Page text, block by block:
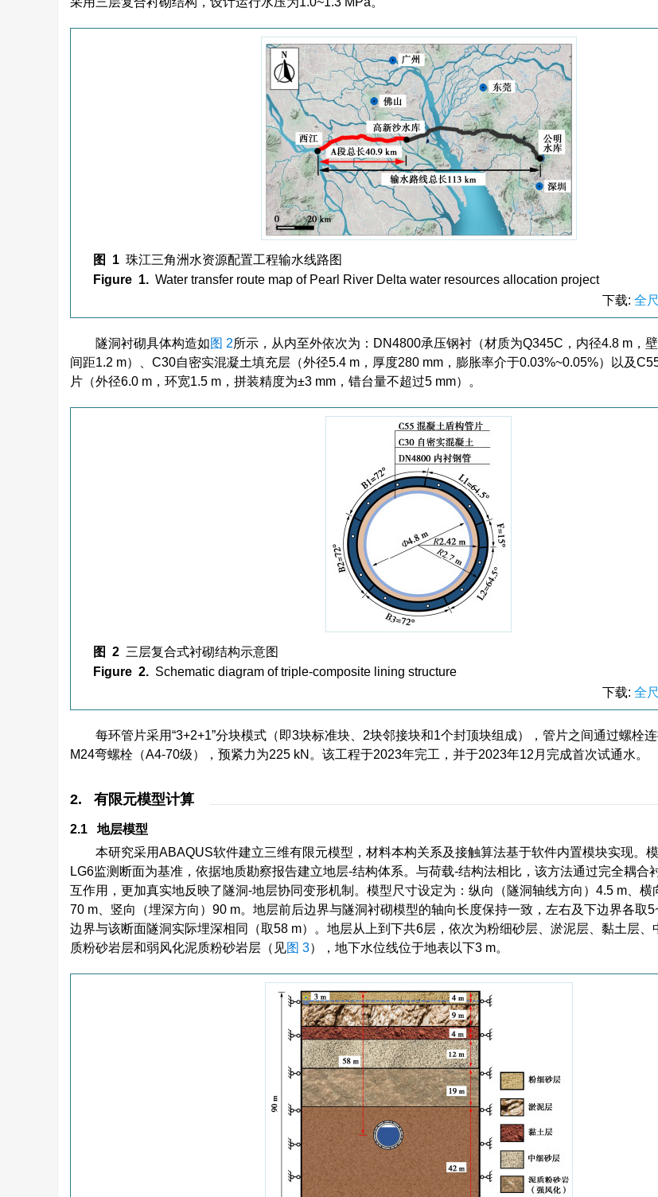
图 1 珠江三角洲水资源配置工程输水线路图
Figure 1. Water transfer route map of Pearl River Delta water resources allocation project
下载: 全
隧洞衬砌具体构造如图 2所示，从内至外依次为：DN4800承压钢衬（材质为Q345C，内径4.8 m，
间距1.2 m）、C30自密实混凝土填充层（外径5.4 m，厚度280 mm，膨胀率介于0.03%~0.05%）以及
片（外径6.0 m，环宽1.5 m，拼装精度为±3 mm，错台量不超过5 mm）。
图 2 三层复合式衬砌结构示意图
Figure 2. Schematic diagram of triple-composite lining structure
下载: 全
每环管片采用“3+2+1”分块模式（即3块标准块、2块邻接块和1个封顶块组成），管片之间通过螺栓
M24弯螺栓（A4-70级），预紧力为225 kN。该工程于2023年完工，并于2023年12月完成首次试通水。
2. 有限元模型计算
2.1 地层模型
本研究采用ABAQUS软件建立三维有限元模型，材料本构关系及接触算法基于软件内置模块实现。
LG6监测断面为基准，依据地质勘察报告建立地层-结构体系。与荷载-结构法相比，该方法通过完全耦合
互作用，更加真实地反映了隧洞-地层协同变形机制。模型尺寸设定为：纵向（隧洞轴线方向）4.5 m、横
70 m、竖向（埋深方向）90 m。地层前后边界与隧洞衬砌模型的轴向长度保持一致，左右及下边界各取
边界与该断面隧洞实际埋深相同（取58 m）。地层从上到下共6层，依次为粉细砂层、淤泥层、黏土层、
质粉砂岩层和弱风化泥质粉砂岩层（见图 3），地下水位线位于地表以下3 m。